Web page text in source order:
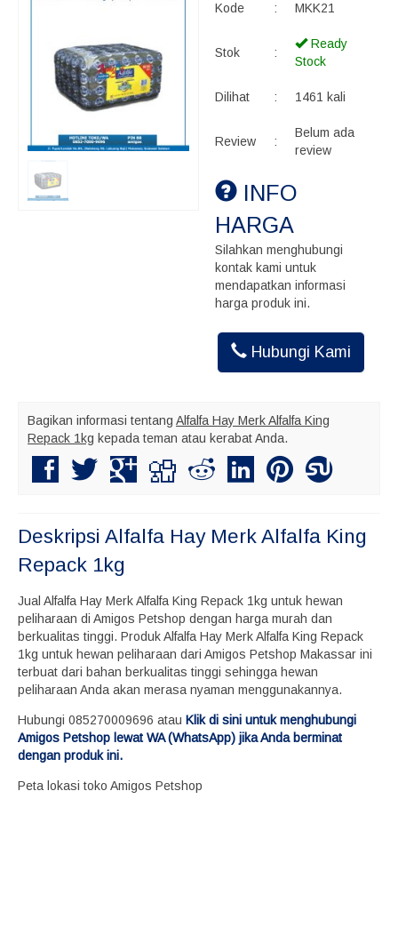
Kode : MKK21
Stok :
Ready
Stock
Dilihat : 1461 kali
Review :
Belum ada
review
INFO
HARGA
Silahkan menghubungi
kontak kami untuk
mendapatkan informasi
harga produk ini.
Hubungi Kami
Bagikan informasi tentang Alfalfa Hay Merk Alfalfa King
Repack 1kg kepada teman atau kerabat Anda.
Deskripsi Alfalfa Hay Merk Alfalfa King
Repack 1kg
Jual Alfalfa Hay Merk Alfalfa King Repack 1kg untuk hewan
peliharaan di Amigos Petshop dengan harga murah dan
berkualitas tinggi. Produk Alfalfa Hay Merk Alfalfa King Repack
1kg untuk hewan peliharaan dari Amigos Petshop Makassar ini
terbuat dari bahan berkualitas tinggi sehingga hewan
peliharaan Anda akan merasa nyaman menggunakannya.
Hubungi 085270009696 atau Klik di sini untuk menghubungi
Amigos Petshop lewat WA (WhatsApp) jika Anda berminat
dengan produk ini.
Peta lokasi toko Amigos Petshop